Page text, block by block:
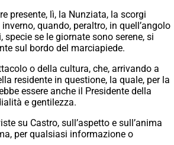
presente, lì, la Nunziata, la scorgi
quando, peraltro, in quell’angolo
se le giornate sono serene, si
sul bordo del marciapiede.
o della cultura, che, arrivando a
residente in questione, la quale, per la
essere anche il Presidente della
e gentilezza.
su Castro, sull’aspetto e sull’anima
per qualsiasi informazione o